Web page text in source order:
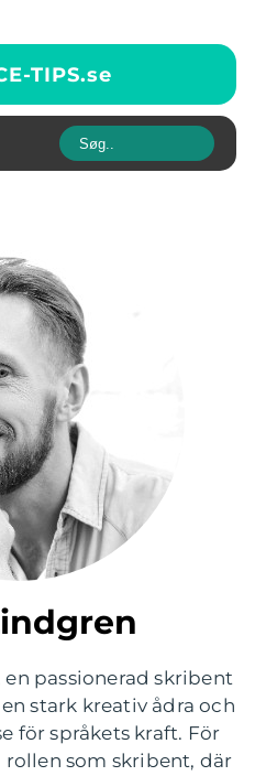
TIPS.se
passionerad skribent
stark kreativ ådra och
för språkets kraft. För
rollen som skribent, där